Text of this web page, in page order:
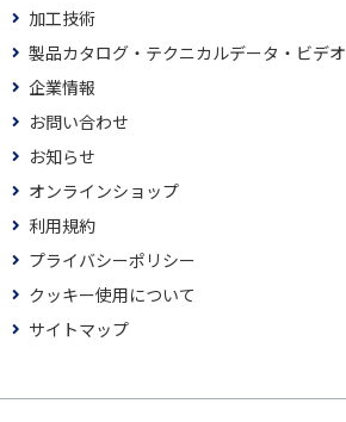
加工技術
製品カタログ・テクニカルデータ・ビデオ
企業情報
お問い合わせ
お知らせ
オンラインショップ
利用規約
プライバシーポリシー
クッキー使用について
サイトマップ